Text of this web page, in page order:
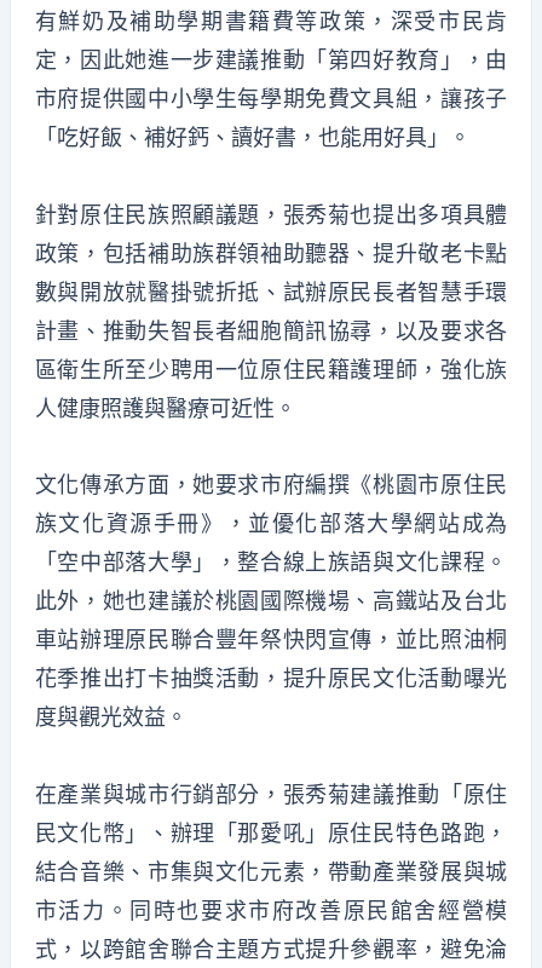
有鮮奶及補助學期書籍費等政策，深受市民肯
定，因此她進一步建議推動「第四好教育」，由
市府提供國中小學生每學期免費文具組，讓孩子
「吃好飯、補好鈣、讀好書，也能用好具」。
針對原住民族照顧議題，張秀菊也提出多項具體
政策，包括補助族群領袖助聽器、提升敬老卡點
數與開放就醫掛號折抵、試辦原民長者智慧手環
計畫、推動失智長者細胞簡訊協尋，以及要求各
區衛生所至少聘用一位原住民籍護理師，強化族
人健康照護與醫療可近性。
文化傳承方面，她要求市府編撰《桃園市原住民
族文化資源手冊》，並優化部落大學網站成為
「空中部落大學」，整合線上族語與文化課程。
此外，她也建議於桃園國際機場、高鐵站及台北
車站辦理原民聯合豐年祭快閃宣傳，並比照油桐
花季推出打卡抽獎活動，提升原民文化活動曝光
度與觀光效益。
在產業與城市行銷部分，張秀菊建議推動「原住
民文化幣」、辦理「那愛吼」原住民特色路跑，
結合音樂、市集與文化元素，帶動產業發展與城
市活力。同時也要求市府改善原民館舍經營模
式，以跨館舍聯合主題方式提升參觀率，避免淪